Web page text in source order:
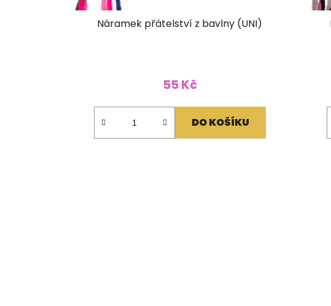
Náramek přátelství z bavlny (UNI)
55 Kč
DO KOŠÍKU